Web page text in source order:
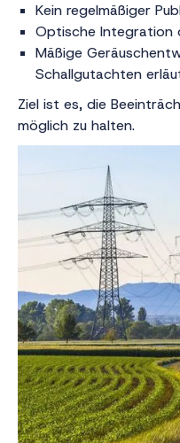
Kein regelmäßiger
Optische Integration
Mäßige
Schallgutachten
Ziel ist es, die
möglich zu halten.